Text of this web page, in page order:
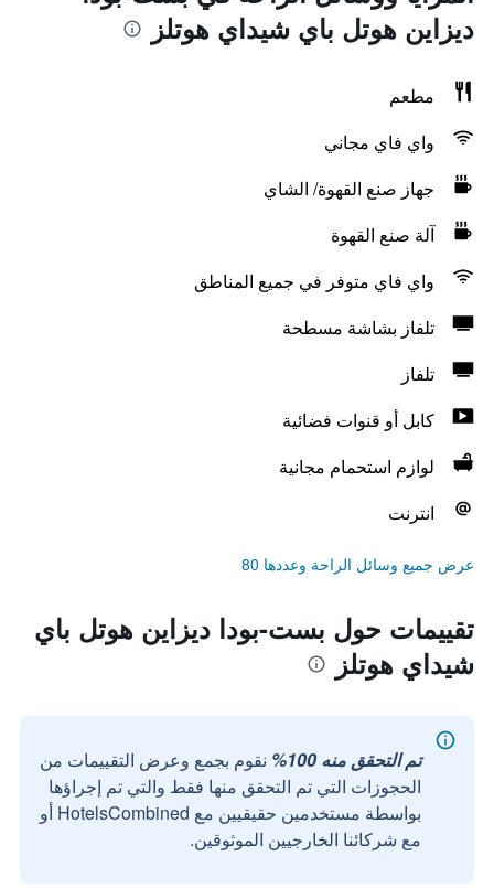
ديزاين هوتل باي شيداي هوتلز
مطعم
واي فاي مجاني
جهاز صنع القهوة/ الشاي
آلة صنع القهوة
واي فاي متوفر في جميع المناطق
تلفاز بشاشة مسطحة
تلفاز
كابل أو قنوات فضائية
لوازم استحمام مجانية
انترنت
عرض جميع وسائل الراحة وعددها 80
تقييمات حول بست-بودا ديزاين هوتل باي
شيداي هوتلز
تم التحقق منه 100%
نقوم بجمع وعرض التقييمات من
الحجوزات التي تم التحقق منها فقط والتي تم إجراؤها
بواسطة مستخدمين حقيقيين مع HotelsCombined أو
مع شركائنا الخارجيين الموثوقين.